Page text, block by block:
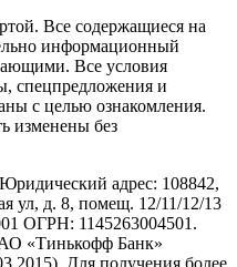
Все содержащиеся на
информационный
Все условия
спецпредложения и
с целью ознакомления.
изменены без
адрес: 108842,
ул, д. 8, помещ. 12/11/12/13
ОГРН: 1145263004501.
АО «Тинькофф Банк»